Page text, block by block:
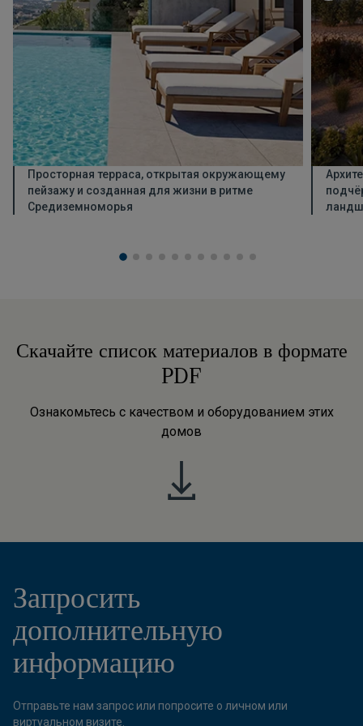
Просторная терраса, открытая окружающему
пейзажу и созданная для жизни в ритме
Средиземноморья
Скачайте список материалов в формате
PDF
Ознакомьтесь с качеством и оборудованием этих
домов
Запросить
дополнительную
информацию
Отправьте нам запрос или попросите о личном или
виртуальном визите.